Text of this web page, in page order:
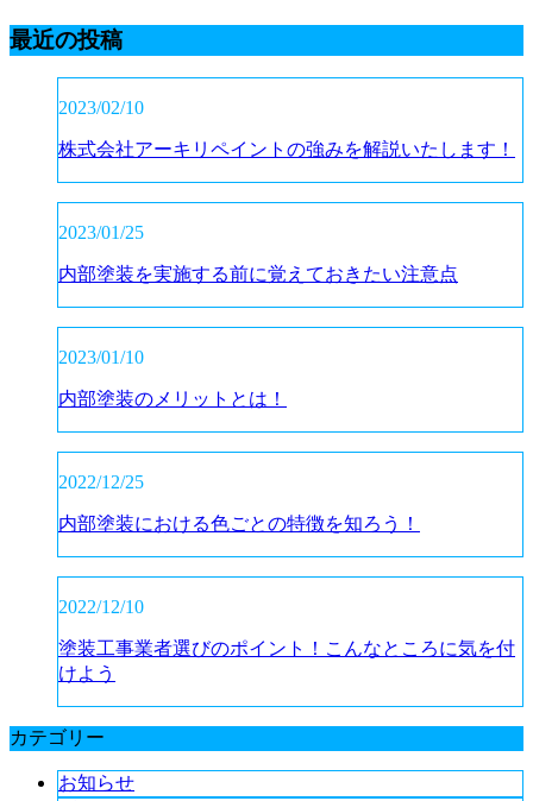
最近の投稿
2023/02/10
株式会社アーキリペイントの強みを解説いたします！
2023/01/25
内部塗装を実施する前に覚えておきたい注意点
2023/01/10
内部塗装のメリットとは！
2022/12/25
内部塗装における色ごとの特徴を知ろう！
2022/12/10
塗装工事業者選びのポイント！こんなところに気を付
けよう
カテゴリー
お知らせ